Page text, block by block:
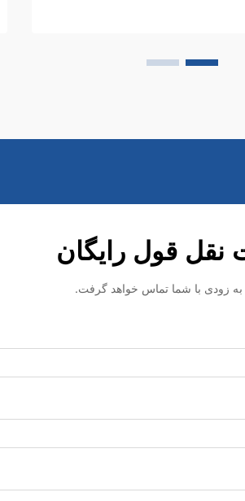
نقل قول رایگان
به زودی با شما تماس خواهد گرفت.